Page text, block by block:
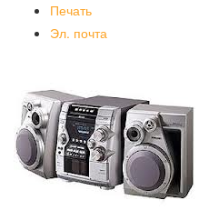
Печать
Эл. почта